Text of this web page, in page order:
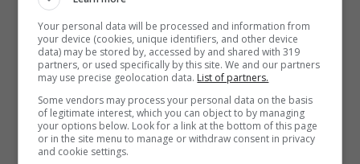
è peril mondo del cinema : lavora per
WildSide ed Eagle Pictures, fino ad arrivare
all’attuale ruolo diexecutive producer per
Minerva Pictures Group. Molto vicino al
padre, attuale compagno di vita dell’attrice
Your personal data will be processed and information from
your device (cookies, unique identifiers, and other device
data) may be stored by, accessed by and shared with 319
partners, or used specifically by this site. We and our partners
may use precise geolocation data. List of partners.
Some vendors may process your personal data on the basis
of legitimate interest, which you can object to by managing
your options below. Look for a link at the bottom of this page
or in the site menu to manage or withdraw consent in privacy
and cookie settings.